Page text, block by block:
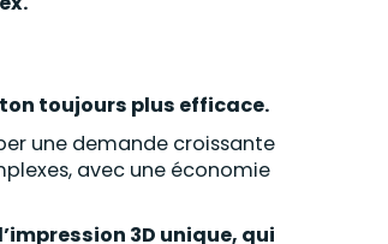
toujours plus efficace.
une demande croissante
avec une économie
3D unique, qui